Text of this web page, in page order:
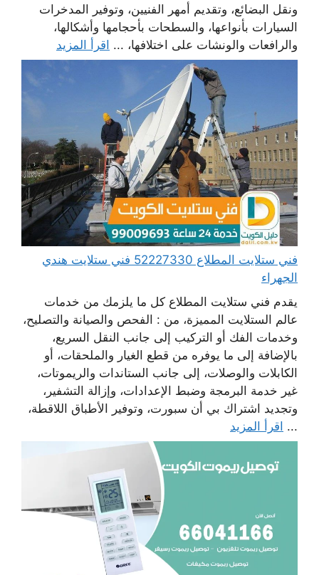
ونقل البضائع، وتقديم أمهر الفنيين، وتوفير المدخرات
السيارات بأنواعها، والسطحات بأحجامها وأشكالها،
والرافعات والونشات على اختلافها، ... اقرأ المزيد
فني ستلايت المطلاع 52227330 فني ستلايت هندي
الجهراء
يقدم فني ستلايت المطلاع كل ما يلزمك من خدمات
عالم الستلايت المميزة، من : الفحص والصيانة والتصليح،
وخدمات الفك أو التركيب إلى جانب النقل السريع،
بالإضافة إلى ما يوفره من قطع الغيار والملحقات، أو
الكابلات والوصلات، إلى جانب الستاندات والريموتات،
غير خدمة البرمجة وضبط الإعدادات، وإزالة التشفير،
وتجديد اشتراك بي أن سبورت، وتوفير الأطباق اللاقطة،
... اقرأ المزيد